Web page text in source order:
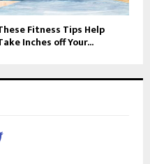
Fitness Tips Help
Inches off Your...